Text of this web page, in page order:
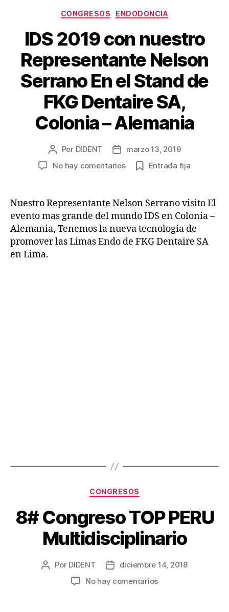
CONGRESOS ENDODONCIA
IDS 2019 con nuestro
Representante Nelson
Serrano En el Stand de
FKG Dentaire SA,
Colonia – Alemania
Por DIDENT
marzo 13, 2019
No hay comentarios
Entrada fija
Nuestro Representante Nelson Serrano visito El
evento mas grande del mundo IDS en Colonia –
Alemania, Tenemos la nueva tecnología de
promover las Limas Endo de FKG Dentaire SA
en Lima.
CONGRESOS
8# Congreso TOP PERU
Multidisciplinario
Por DIDENT
diciembre 14, 2018
No hay comentarios